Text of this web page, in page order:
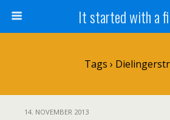
It started with a
Tags ›
14. NOVEMBER 2013